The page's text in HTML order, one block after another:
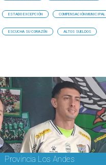
ESTADO EXCEPCIÓN COMPENSACIÓN MUNICIPAL
ESCUCHA SU CORAZÓN ALTOS SUELDOS
Provincia Los Andes